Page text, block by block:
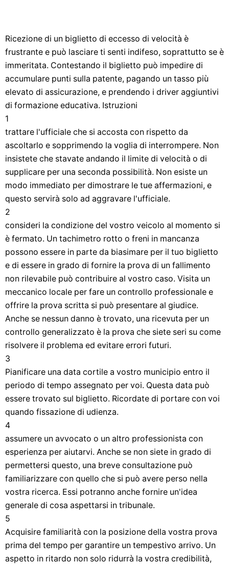
Ricezione di un biglietto di eccesso di velocità è
frustrante e può lasciare ti senti indifeso, soprattutto se è
immeritata. Contestando il biglietto può impedire di
accumulare punti sulla patente, pagando un tasso più
elevato di assicurazione, e prendendo i driver aggiuntivi
di formazione educativa. Istruzioni
1
trattare l'ufficiale che si accosta con rispetto da
ascoltarlo e sopprimendo la voglia di interrompere. Non
insistete che stavate andando il limite di velocità o di
supplicare per una seconda possibilità. Non esiste un
modo immediato per dimostrare le tue affermazioni, e
questo servirà solo ad aggravare l'ufficiale.
2
consideri la condizione del vostro veicolo al momento si
è fermato. Un tachimetro rotto o freni in mancanza
possono essere in parte da biasimare per il tuo biglietto
e di essere in grado di fornire la prova di un fallimento
non rilevabile può contribuire al vostro caso. Visita un
meccanico locale per fare un controllo professionale e
offrire la prova scritta si può presentare al giudice.
Anche se nessun danno è trovato, una ricevuta per un
controllo generalizzato è la prova che siete seri su come
risolvere il problema ed evitare errori futuri.
3
Pianificare una data cortile a vostro municipio entro il
periodo di tempo assegnato per voi. Questa data può
essere trovato sul biglietto. Ricordate di portare con voi
quando fissazione di udienza.
4
assumere un avvocato o un altro professionista con
esperienza per aiutarvi. Anche se non siete in grado di
permettersi questo, una breve consultazione può
familiarizzare con quello che si può avere perso nella
vostra ricerca. Essi potranno anche fornire un'idea
generale di cosa aspettarsi in tribunale.
5
Acquisire familiarità con la posizione della vostra prova
prima del tempo per garantire un tempestivo arrivo. Un
aspetto in ritardo non solo ridurrà la vostra credibilità,